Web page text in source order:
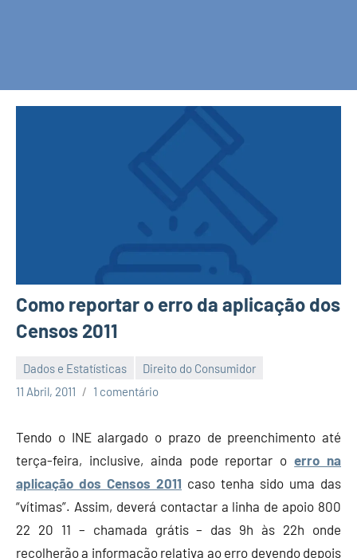
Como reportar o erro da aplicação dos
Censos 2011
Dados e Estatísticas
Direito do Consumidor
11 Abril, 2011
Economia
Finanças
1 comentário
Tendo o INE alargado o prazo de preenchimento até
terça-feira, inclusive, ainda pode reportar oerro na
aplicação dos Censos 2011 caso tenha sido uma das
“vítimas”. Assim, deverá contactar a linha de apoio 800
22 20 11 – chamada grátis – das 9h às 22h onde
recolherão a informação relativa ao erro devendo depois